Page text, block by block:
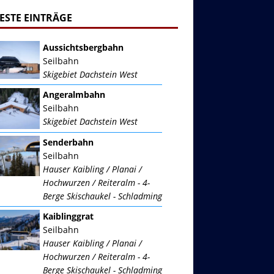
EINTRÄGE
Aussichtsbergbahn
Seilbahn
Skigebiet Dachstein West
Angeralmbahn
Seilbahn
Skigebiet Dachstein West
Senderbahn
Seilbahn
Hauser Kaibling / Planai /
Hochwurzen / Reiteralm - 4-
Berge Skischaukel - Schladming
Kaiblinggrat
Seilbahn
Hauser Kaibling / Planai /
Hochwurzen / Reiteralm - 4-
Berge Skischaukel - Schladming